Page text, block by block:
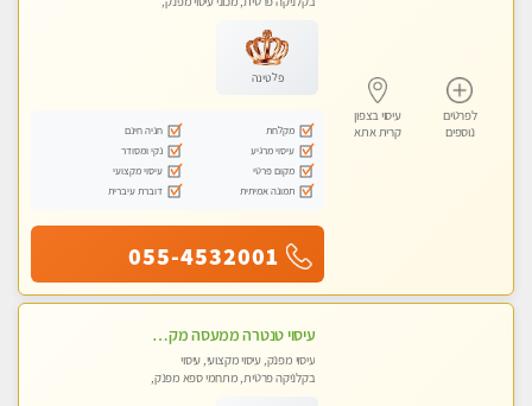
לפרטים
נוספים
עיסוי בצפון
קרית אתא
פלטינה
מקלחת
חניה חינם
עיסוי מרגיע
נקי ומסודר
מקום פרטי
עיסוי מקצועי
תמונה אמיתית
דוברת עיברית
055-4532001
עיסוי טנטרה ממעסה מקצועית חוויה מעולם אחר שכל אחד צריך לנסות ללא מין !!!
עיסוי מפנק, עיסוי מקצועי, עיסוי
בקלניקה פרטית, מתחמי ספא מפנק,